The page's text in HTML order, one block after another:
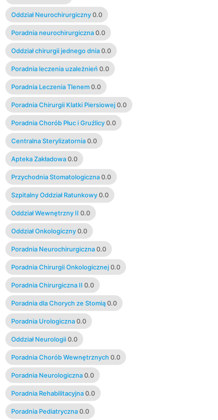
Oddział Neurochirurgiczny 0.0
Poradnia neurochirurgiczna 0.0
Oddział chirurgii jednego dnia 0.0
Poradnia leczenia uzależnień 0.0
Poradnia Leczenia Tlenem 0.0
Poradnia Chirurgii Klatki Piersiowej 0.0
Poradnia Chorób Płuc i Gruźlicy 0.0
Centralna Sterylizatornia 0.0
Apteka Zakładowa 0.0
Przychodnia Stomatologiczna 0.0
Szpitalny Oddział Ratunkowy 0.0
Oddział Wewnętrzny II 0.0
Oddział Onkologiczny 0.0
Poradnia Neurochirurgiczna 0.0
Poradnia Chirurgii Onkologicznej 0.0
Poradnia Chirurgiczna II 0.0
Poradnia dla Chorych ze Stomią 0.0
Poradnia Urologiczna 0.0
Oddział Neurologii 0.0
Poradnia Chorób Wewnętrznych 0.0
Poradnia Neurologiczna 0.0
Poradnia Rehabilitacyjna 0.0
Poradnia Pediatryczna 0.0